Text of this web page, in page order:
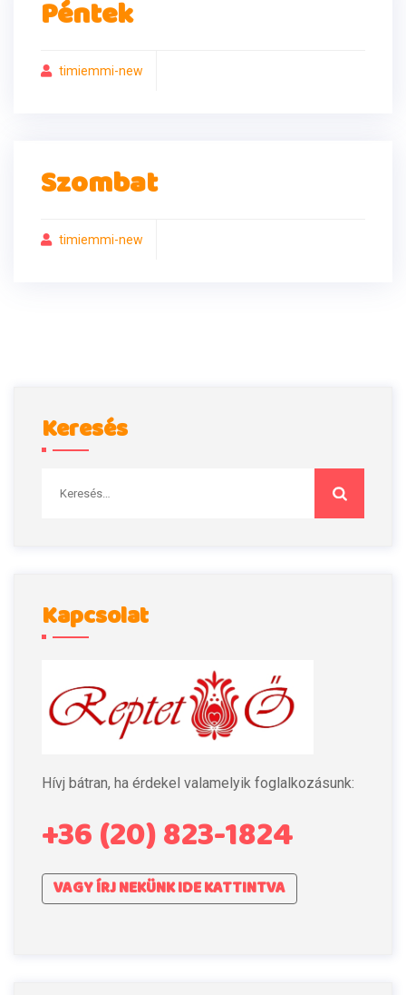
Péntek
timiemmi-new
Szombat
timiemmi-new
Keresés
Kapcsolat
Hívj bátran, ha érdekel valamelyik foglalkozásunk:
+36 (20) 823-1824
VAGY ÍRJ NEKÜNK IDE KATTINTVA